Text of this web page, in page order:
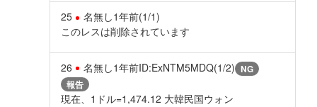
25 名無し1年前(1/1)
このレスは削除されています
26 名無し1年前ID:ExNTM5MDQ(1/2) NG
報告
現在、1ドル=1,474.12 大韓民国ウォン